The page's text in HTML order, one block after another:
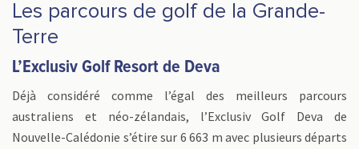
Les parcours de golf de la Grande-
Terre
L’Exclusiv Golf Resort de Deva
Déjà considéré comme l’égal des meilleurs parcours
australiens et néo-zélandais, l’Exclusiv Golf Deva de
Nouvelle-Calédonie s’étire sur 6 663 m avec plusieurs départs